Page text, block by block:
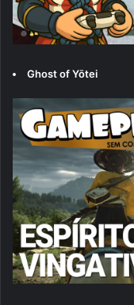
Ghost of Yōtei